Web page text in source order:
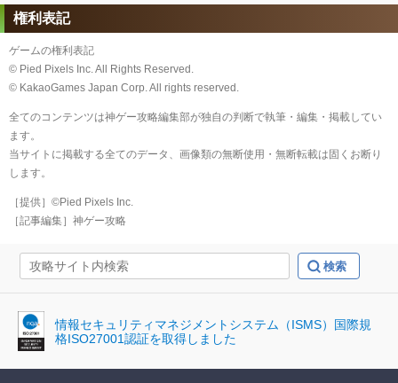
権利表記
ゲームの権利表記
© Pied Pixels Inc. All Rights Reserved.
© KakaoGames Japan Corp. All rights reserved.
全てのコンテンツは神ゲー攻略編集部が独自の判断で執筆・編集・掲載してい
ます。
当サイトに掲載する全てのデータ、画像類の無断使用・無断転載は固くお断り
します。
［提供］©Pied Pixels Inc.
［記事編集］神ゲー攻略
情報セキュリティマネジメントシステム（ISMS）国際規
格ISO27001認証を取得しました